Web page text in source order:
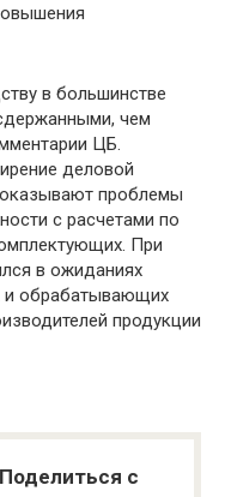
в большинстве
чем
ЦБ.
деловой
проблемы
с расчетами по
При
в ожиданиях
и обрабатывающих
продукции
с